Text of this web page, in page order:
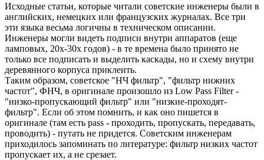
Исходные статьи, которые читали советские инженеры были в
английских, немецких или французских журналах. Все три
эти языка весьма логичны в техническом описании.
Инженеры могли видеть подписи внутри аппаратов (еще
ламповых, 20х-30х годов) - в те времена было принято не
только все подписать и выделить каскады, но и схему внутри
деревянного корпуса приклеить.
Таким образом, советское "НЧ фильтр", "фильтр нижних
частот", ФНЧ, в оригинале произошло из Low Pass Filter -
"низко-пропускающий фильтр" или "низкие-проходят-
фильтр". Если об этом помнить, и как оно пишется в
оригинале (там есть pass - проходить, пропускать, передавать,
проводить) - путать не придется. Советским инженерам
приходилось запоминать по литературе: фильтр низких частот
пропускает их, а не срезает.